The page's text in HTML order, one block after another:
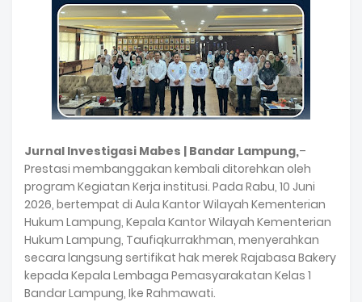
Jurnal Investigasi Mabes | Bandar Lampung,–
Prestasi membanggakan kembali ditorehkan oleh
program Kegiatan Kerja institusi. Pada Rabu, 10 Juni
2026, bertempat di Aula Kantor Wilayah Kementerian
Hukum Lampung, Kepala Kantor Wilayah Kementerian
Hukum Lampung, Taufiqkurrakhman, menyerahkan
secara langsung sertifikat hak merek Rajabasa Bakery
kepada Kepala Lembaga Pemasyarakatan Kelas 1
Bandar Lampung, Ike Rahmawati.